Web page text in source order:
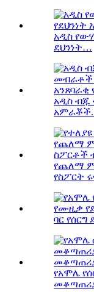
አዲስ
ደህንነት…
አዲስ
የጨለማ
የስፖርት
ባር
የአሞሌ